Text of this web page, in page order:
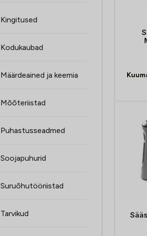
Kingitused
Kodukaubad
Määrdeained ja keemia
Mõõteriistad
Puhastusseadmed
Soojapuhurid
Suruõhutööriistad
Tarvikud